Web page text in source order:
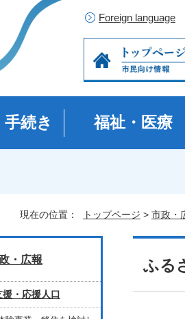
Foreign language
手続き 福祉・医療
現在の位置： トップページ > 市政・
ふる
・広報
・応援人口